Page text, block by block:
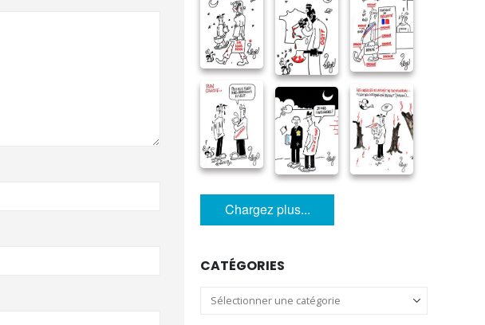
Chargez plus...
CATÉGORIES
Catégories